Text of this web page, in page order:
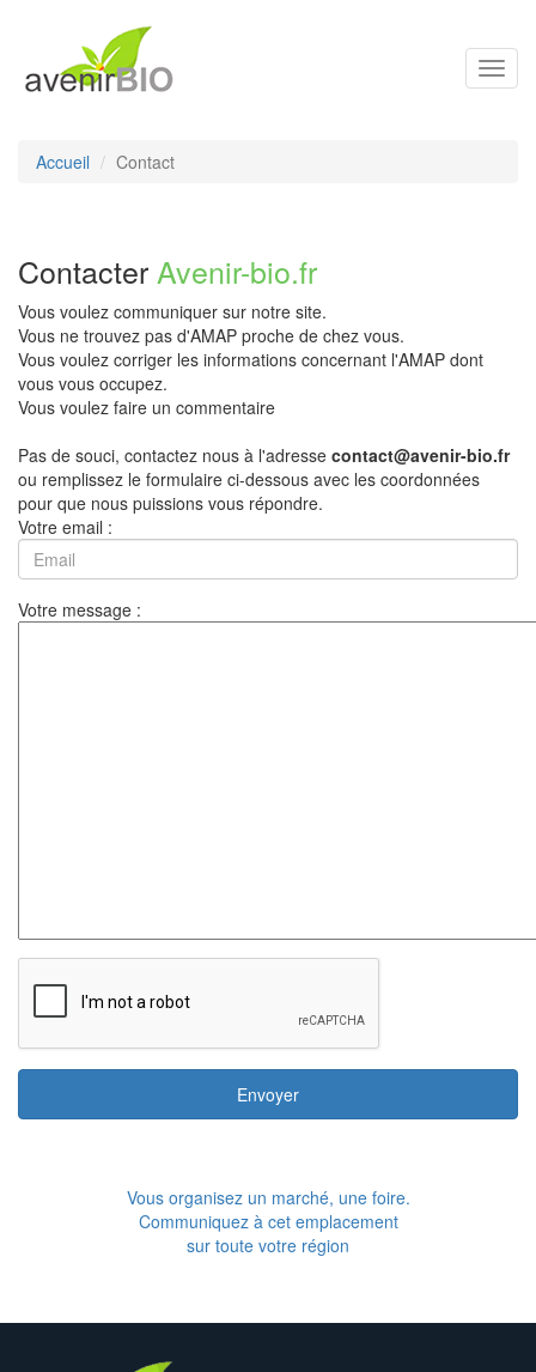
Accueil Contact
Contacter Avenir-bio.fr
Vous voulez communiquer sur notre site.
Vous ne trouvez pas d'AMAP proche de chez vous.
Vous voulez corriger les informations concernant l'AMAP dont
vous vous occupez.
Vous voulez faire un commentaire
Pas de souci, contactez nous à l'adresse contact@avenir-bio.fr
ou remplissez le formulaire ci-dessous avec les coordonnées
pour que nous puissions vous répondre.
Votre email :
Votre message :
Envoyer
Vous organisez un marché, une foire.
Communiquez à cet emplacement
sur toute votre région